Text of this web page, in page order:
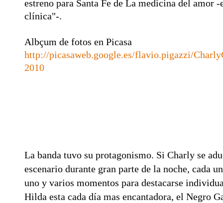
estreno para Santa Fe de La medicina del amor
clínica"-.
Albçum de fotos en Picasa
http://picasaweb.google.es/flavio.pigazzi/
2010
La banda tuvo su protagonismo. Si Charly se
escenario durante gran parte de la noche, cada
uno y varios momentos para destacarse
Hilda esta cada día mas encantadora, el Negro